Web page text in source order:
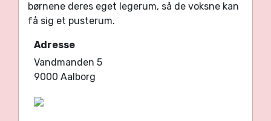
børnene deres eget legerum, så de voksne kan
få sig et pusterum.
Adresse
Vandmanden 5
9000 Aalborg